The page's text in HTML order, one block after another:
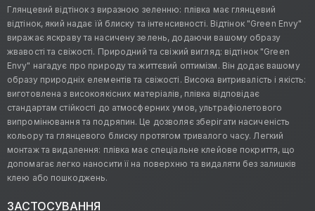
Глянцевий відтінок з виразною зеленню: плівка має глянцевий
відтінок, який надає їй блиску та інтенсивності. Відтінок "Green Envy"
виражає яскраву та насичену зелень, додаючи вашому образу
жвавості та свіжості. Природний та свіжий вигляд: відтінок "Green
Envy" нагадує про природу та життєвий оптимізм. Він додає вашому
образу природніх елементів та свіжості. Висока витривалість і якість:
виготовлена з високоякісних матеріалів, плівка відповідає
стандартам стійкості до атмосферних умов, ультрафіолетового
випромінювання та подряпин. Це дозволяє зберігати насиченість
кольору та глянцевого блиску протягом тривалого часу. Легкий
монтаж та видалення: плівка має спеціальне клейове покриття, що
допомагає легко наносити її на поверхню та видаляти без залишків
клею або пошкоджень.
ЗАСТОСУВАННЯ